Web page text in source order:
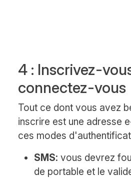
4 : Inscrivez-
connectez-vous
Tout ce dont vous avez
inscrire est une adresse
ces modes
SMS: vous devrez
de portable et le